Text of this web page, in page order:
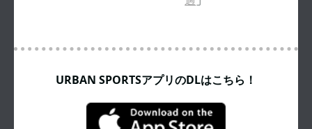
URBAN SPORTSアプリのDLはこちら！